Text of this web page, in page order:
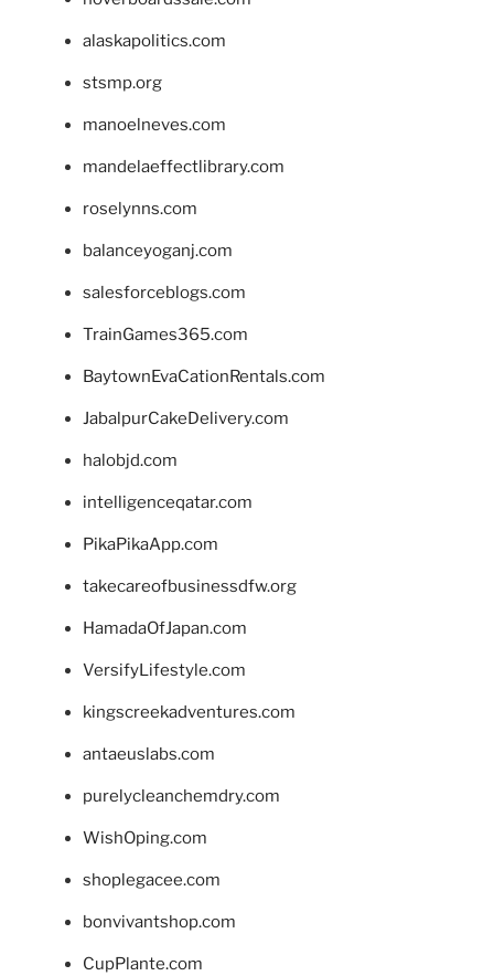
alaskapolitics.com
stsmp.org
manoelneves.com
mandelaeffectlibrary.com
roselynns.com
balanceyoganj.com
salesforceblogs.com
TrainGames365.com
BaytownEvaCationRentals.com
JabalpurCakeDelivery.com
halobjd.com
intelligenceqatar.com
PikaPikaApp.com
takecareofbusinessdfw.org
HamadaOfJapan.com
VersifyLifestyle.com
kingscreekadventures.com
antaeuslabs.com
purelycleanchemdry.com
WishOping.com
shoplegacee.com
bonvivantshop.com
CupPlante.com